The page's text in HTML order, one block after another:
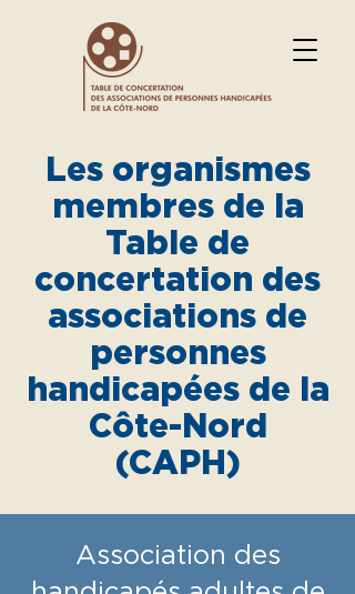
Les organismes
membres de la
Table de
concertation des
associations de
personnes
handicapées de la
Côte-Nord
(CAPH)
Association des